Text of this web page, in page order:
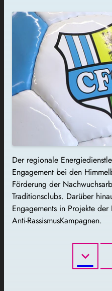
Der regionale
Engagement bei den
Förderung der
Traditionsclubs. Darüber
Engagements in Projekte
Anti-RassismusKampagnen.